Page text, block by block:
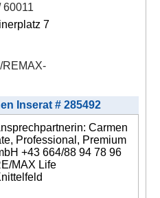
60011
7
REMAX-
Inserat # 285492
Carmen
Professional, Premium
+43 664/88 94 78 96
MAX Life